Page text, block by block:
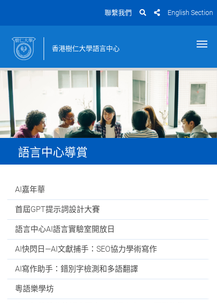
聯繫我們 English Section
香港樹仁大學語言中心
語言中心導賞
AI嘉年華
首屆GPT提示詞設計大賽
語言中心AI語言實驗室開放日
AI快閃日—AI文獻捕手：SEO協力學術寫作
AI寫作助手：錯別字檢測和多語翻譯
粵語樂學坊